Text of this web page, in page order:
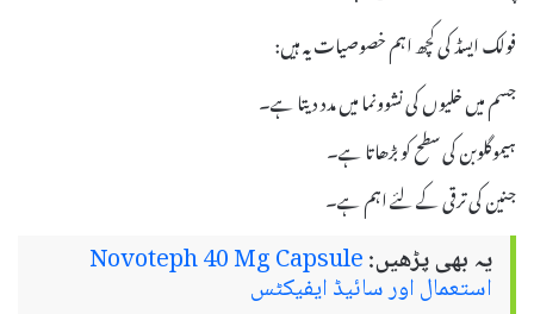
فولک ایسڈ کی کچھ اہم خصوصیات یہ ہیں:
جسم میں خلیوں کی نشوونما میں مدد دیتا ہے۔
ہیموگلوبن کی سطح کو بڑھاتا ہے۔
جنین کی ترقی کے لئے اہم ہے۔
یہ بھی پڑھیں:Novoteph 40 Mg Capsule
استعمال اور سائیڈ ایفیکٹس